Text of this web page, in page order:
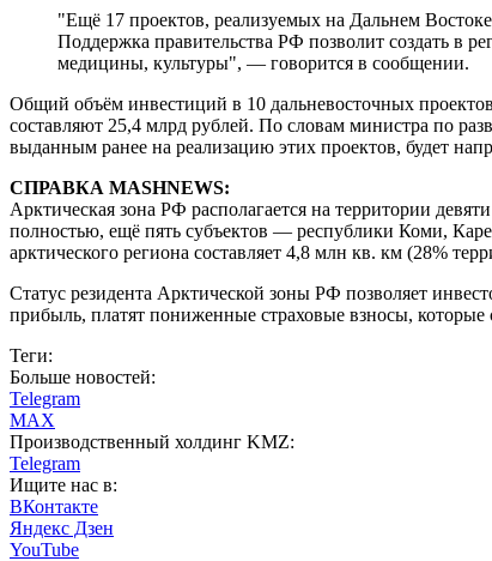
"Ещё 17 проектов, реализуемых на Дальнем
Поддержка правительства РФ позволит создать в
медицины, культуры", — говорится в сообщении.
Общий объём инвестиций в 10 дальневосточных
составляют 25,4 млрд рублей. По словам министра по
выданным ранее на реализацию этих проектов, будет
СПРАВКА MASHNEWS:
Арктическая зона РФ располагается на территории
полностью, ещё пять субъектов — республики Коми,
арктического региона составляет 4,8 млн кв. км (28%
Статус резидента Арктической зоны РФ позволяет
прибыль, платят пониженные страховые взносы,
Теги:
Больше новостей:
Telegram
MAX
Производственный холдинг KMZ:
Telegram
Ищите нас в:
ВКонтакте
Яндекс Дзен
YouTube